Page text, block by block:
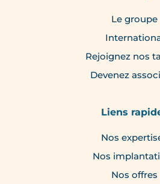
Le groupe
Rejoignez nos
Devenez
Liens
Nos
Nos
Nos offres